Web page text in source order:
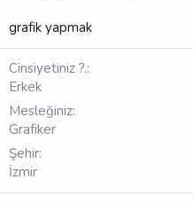
grafik yapmak
Cinsiyetiniz ?.
Erkek
Mesleğiniz
Grafiker
Şehir
İzmir